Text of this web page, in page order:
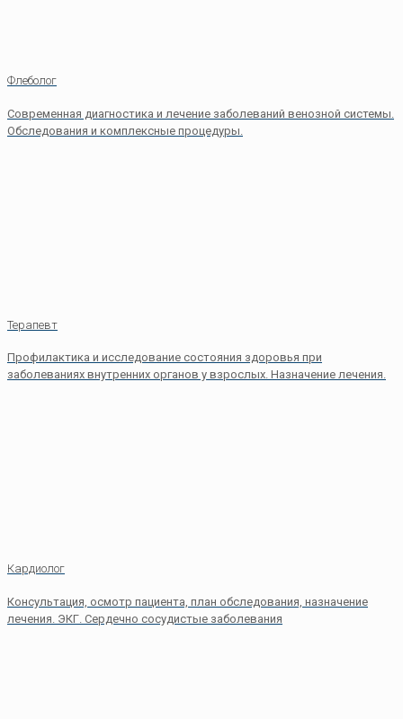
Флеболог
Современная диагностика и лечение заболеваний венозной системы.
Обследования и комплексные процедуры.
Терапевт
Профилактикa и исследование состояния здоровья при
заболеваниях внутренних органов у взрослых. Hазначение лечения.
Кардиолог
Консультация, осмотр пациента, план обследования, назначение
лечения. ЭКГ. Сердечно сосудистые заболевания